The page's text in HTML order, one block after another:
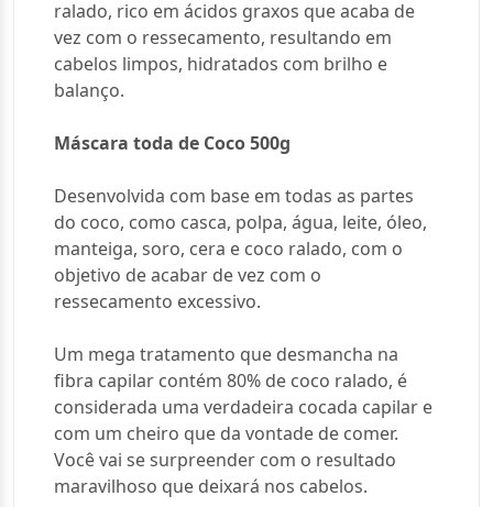
ralado, rico em ácidos graxos que acaba de
vez com o ressecamento, resultando em
cabelos limpos, hidratados com brilho e
balanço.
Máscara toda de Coco 500g
Desenvolvida com base em todas as partes
do coco, como casca, polpa, água, leite, óleo,
manteiga, soro, cera e coco ralado, com o
objetivo de acabar de vez com o
ressecamento excessivo.
Um mega tratamento que desmancha na
fibra capilar contém 80% de coco ralado, é
considerada uma verdadeira cocada capilar e
com um cheiro que da vontade de comer.
Você vai se surpreender com o resultado
maravilhoso que deixará nos cabelos.